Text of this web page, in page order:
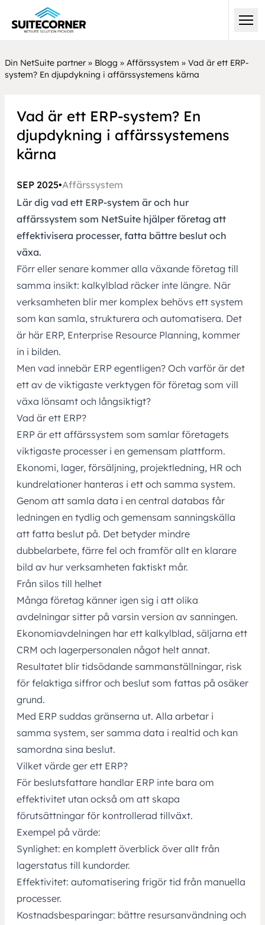
Din NetSuite partner » Blogg » Affärssystem » Vad är ett ERP-
system? En djupdykning i affärssystemens kärna
Vad är ett ERP-system? En
djupdykning i affärssystemens
kärna
SEP 2025•Affärssystem
Lär dig vad ett ERP-system är och hur
affärssystem som NetSuite hjälper företag att
effektivisera processer, fatta bättre beslut och
växa.
Förr eller senare kommer alla växande företag till
samma insikt: kalkylblad räcker inte längre. När
verksamheten blir mer komplex behövs ett system
som kan samla, strukturera och automatisera. Det
är här ERP, Enterprise Resource Planning, kommer
in i bilden.
Men vad innebär ERP egentligen? Och varför är det
ett av de viktigaste verktygen för företag som vill
växa lönsamt och långsiktigt?
Vad är ett ERP?
ERP är ett affärssystem som samlar företagets
viktigaste processer i en gemensam plattform.
Ekonomi, lager, försäljning, projektledning, HR och
kundrelationer hanteras i ett och samma system.
Genom att samla data i en central databas får
ledningen en tydlig och gemensam sanningskälla
att fatta beslut på. Det betyder mindre
dubbelarbete, färre fel och framför allt en klarare
bild av hur verksamheten faktiskt mår.
Från silos till helhet
Många företag känner igen sig i att olika
avdelningar sitter på varsin version av sanningen.
Ekonomiavdelningen har ett kalkylblad, säljarna ett
CRM och lagerpersonalen något helt annat.
Resultatet blir tidsödande sammanställningar, risk
för felaktiga siffror och beslut som fattas på osäker
grund.
Med ERP suddas gränserna ut. Alla arbetar i
samma system, ser samma data i realtid och kan
samordna sina beslut.
Vilket värde ger ett ERP?
För beslutsfattare handlar ERP inte bara om
effektivitet utan också om att skapa
förutsättningar för kontrollerad tillväxt.
Exempel på värde:
Synlighet: en komplett överblick över allt från
lagerstatus till kundorder.
Effektivitet: automatisering frigör tid från manuella
processer.
Kostnadsbesparingar: bättre resursanvändning och